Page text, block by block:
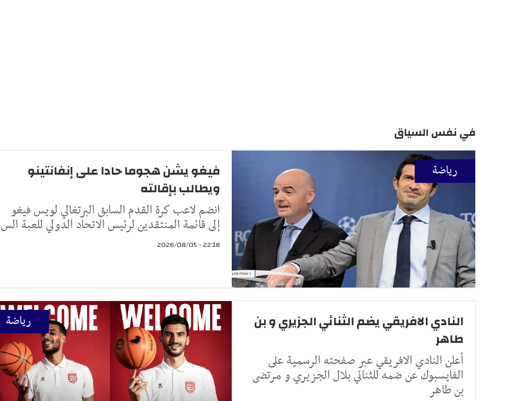
في نفس السياق
رياضة
فيغو يشن هجوما حادا على إنفانتينو
ويطالب بإقالته
انضم لاعب كرة القدم السابق البرتغالي لويس فيغو
إلى قائمة المنتقدين لرئيس الاتحاد الدولي للعبة الس
22:18 - 2026/08/05
رياضة
النادي الافريقي يضم الثنائي الجزيري و بن
طاهر
أعلن النادي الافريقي عبر صفحته الرسمية على
الفايسبوك عن ضمه للثنائي بلال الجزيري و مرتضى
بن طاهر